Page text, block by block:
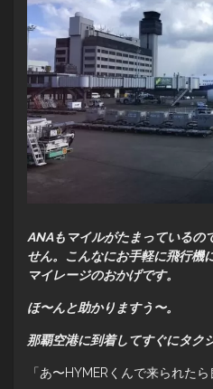
ANAもマイルがたまっているの
せん。こんなにお手軽に飛行機
マイレージのおかげです。
ほ〜んと助かりますう〜。
那覇空港に到着してすぐにタク
「あ〜HYMERくんで来られた